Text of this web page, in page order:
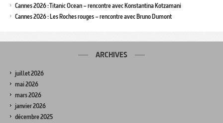
Cannes 2026 : Titanic Ocean – rencontre avec Konstantina Kotzamani
Cannes 2026 : Les Roches rouges – rencontre avec Bruno Dumont
ARCHIVES
juillet 2026
mai 2026
mars 2026
janvier 2026
décembre 2025